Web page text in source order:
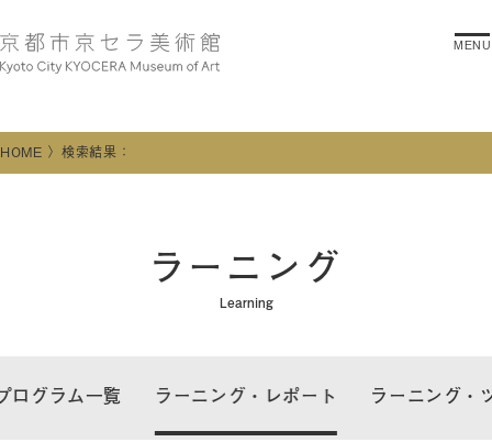
MENU
HOME 検索結果：
ラーニング
Learning
ログラム一覧 ラーニング・レポート ラーニング・